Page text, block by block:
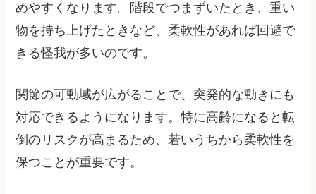
めやすくなります。階段でつまずいたとき、重い
物を持ち上げたときなど、柔軟性があれば回避で
きる怪我が多いのです。
関節の可動域が広がることで、突発的な動きにも
対応できるようになります。特に高齢になると転
倒のリスクが高まるため、若いうちから柔軟性を
保つことが重要です。